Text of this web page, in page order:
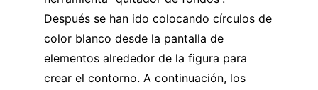
Después se han ido colocando círculos de
color blanco desde la pantalla de
elementos alrededor de la figura para
crear el contorno. A continuación, los